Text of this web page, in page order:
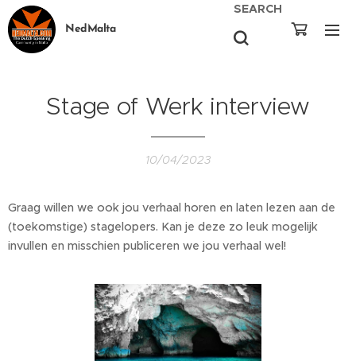
NedMalta
SEARCH
Stage of Werk interview
10/04/2023
Graag willen we ook jou verhaal horen en laten lezen aan de
(toekomstige) stagelopers. Kan je deze zo leuk mogelijk
invullen en misschien publiceren we jou verhaal wel!